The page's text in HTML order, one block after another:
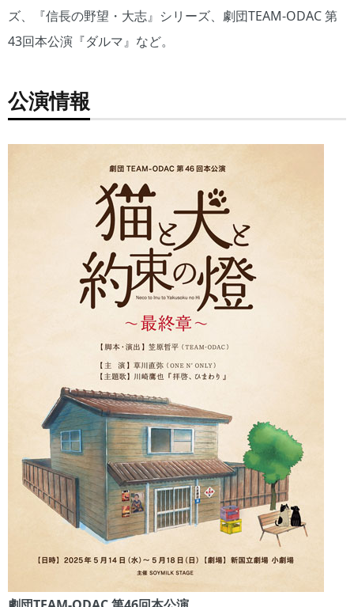
ズ、『信長の野望・大志』シリーズ、劇団TEAM-ODAC 第
43回本公演『ダルマ』など。
公演情報